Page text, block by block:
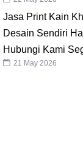
Jasa Print Kain
Desain Sendiri
Hubungi Kami
21 May 2026